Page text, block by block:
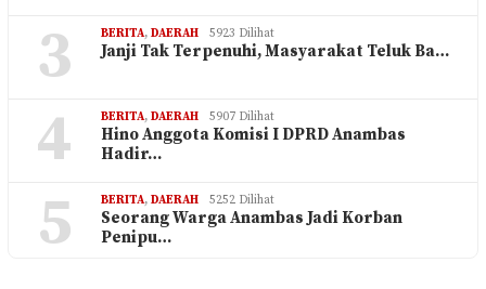
3 BERITA, DAERAH 5923 Dilihat
Janji Tak Terpenuhi, Masyarakat Teluk Ba…
4 BERITA, DAERAH 5907 Dilihat
Hino Anggota Komisi I DPRD Anambas
Hadir…
5 BERITA, DAERAH 5252 Dilihat
Seorang Warga Anambas Jadi Korban
Penipu…